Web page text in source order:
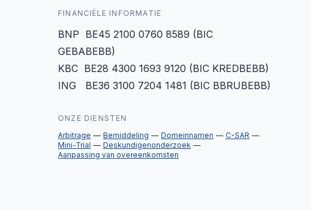
FINANCIËLE INFORMATIE
BNP BE45 2100 0760 8589 (BIC
GEBABEBB)
KBC BE28 4300 1693 9120 (BIC KREDBEBB)
ING BE36 3100 7204 1481 (BIC BBRUBEBB)
ONZE DIENSTEN
Arbitrage
Bemiddeling Domeinnamen
C-SAR
Mini-Trial
Deskundigenonderzoek
Aanpassing van overeenkomsten